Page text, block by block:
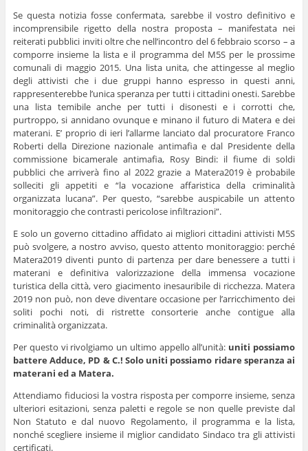
Se questa notizia fosse confermata, sarebbe il vostro definitivo e
incomprensibile rigetto della nostra proposta – manifestata nei
reiterati pubblici inviti oltre che nell’incontro del 6 febbraio scorso – a
comporre insieme la lista e il programma del M5S per le prossime
comunali di maggio 2015. Una lista unita, che attingesse al meglio
degli attivisti che i due gruppi hanno espresso in questi anni,
rappresenterebbe l’unica speranza per tutti i cittadini onesti. Sarebbe
una lista temibile anche per tutti i disonesti e i corrotti che,
purtroppo, si annidano ovunque e minano il futuro di Matera e dei
materani. E’ proprio di ieri l’allarme lanciato dal procuratore Franco
Roberti della Direzione nazionale antimafia e dal Presidente della
commissione bicamerale antimafia, Rosy Bindi: il fiume di soldi
pubblici che arriverà fino al 2022 grazie a Matera2019 è probabile
solleciti gli appetiti e “la vocazione affaristica della criminalità
organizzata lucana”. Per questo, “sarebbe auspicabile un attento
monitoraggio che contrasti pericolose infiltrazioni”.
E solo un governo cittadino affidato ai migliori cittadini attivisti M5S
può svolgere, a nostro avviso, questo attento monitoraggio: perché
Matera2019 diventi punto di partenza per dare benessere a tutti i
materani e definitiva valorizzazione della immensa vocazione
turistica della città, vero giacimento inesauribile di ricchezza. Matera
2019 non può, non deve diventare occasione per l’arricchimento dei
soliti pochi noti, di ristrette consorterie anche contigue alla
criminalità organizzata.
Per questo vi rivolgiamo un ultimo appello all’unità: uniti possiamo
battere Adduce, PD & C.! Solo uniti possiamo ridare speranza ai
materani ed a Matera.
Attendiamo fiduciosi la vostra risposta per comporre insieme, senza
ulteriori esitazioni, senza paletti e regole se non quelle previste dal
Non Statuto e dal nuovo Regolamento, il programma e la lista,
nonché scegliere insieme il miglior candidato Sindaco tra gli attivisti
certificati.